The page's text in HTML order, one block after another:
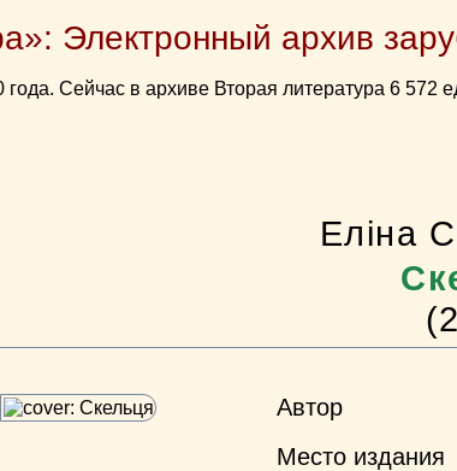
Электронный архив
Сейчас в архиве Вторая литература 6 572
Еліна
Автор
Место издания